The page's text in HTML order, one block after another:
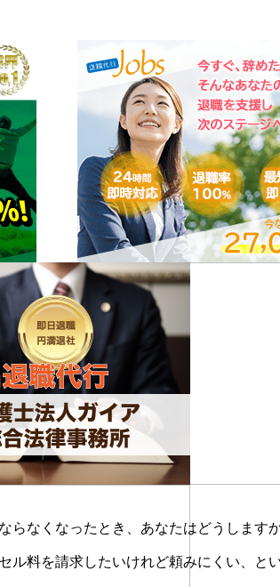
らなくなったとき、あなたはどうします
ル料を請求したいけれど頼みにくい、と